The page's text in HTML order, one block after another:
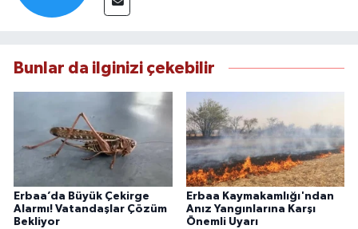
Bunlar da ilginizi çekebilir
Erbaa’da Büyük Çekirge
Alarmı! Vatandaşlar Çözüm
Bekliyor
Erbaa Kaymakamlığı'ndan
Anız Yangınlarına Karşı
Önemli Uyarı